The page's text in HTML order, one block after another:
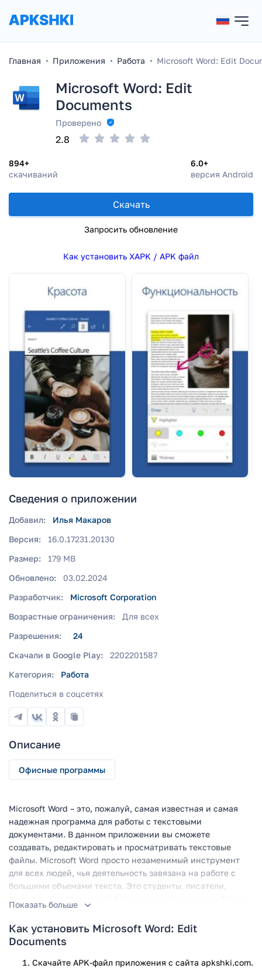
Главная Приложения Работа Microsoft Word: Edit
Microsoft Word: Edit
Documents
Проверено
894+
скачиваний
6.0+
версия Android
2.8
Скачать
Запросить обновление
Как установить XAPK / APK файл
Сведения о приложении
Добавил:
Илья Макаров
Версия:
16.0.17231.20130
Размер:
179 MB
Обновлено:
03.02.2024
Разработчик:
Microsoft Corporation
Возрастные ограничения:
Для всех
Разрешения:
24
Скачали в Google Play:
2202201587
Категория:
Работа
Поделиться в соцсетях
Описание
Офисные программы
Microsoft Word – это, пожалуй, самая известная и самая
надежная программа для работы с текстовыми
документами. В данном приложении вы сможете
создавать, редактировать и просматривать текстовые
файлы. Microsoft Word просто незаменимый инструмент
для всех людей, чья деятельность завязана на работе с
большими объемами текста. Это студенты, писатели,
кармане!
Создайте идеальный документ
Показать больше
Как установить Microsoft Word: Edit
Documents
Скачайте APK-файл приложения с сайта apkshki.com.